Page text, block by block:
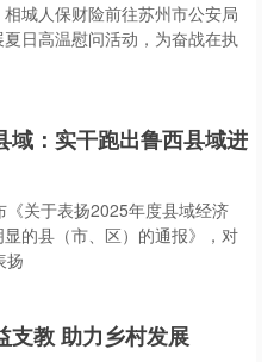
城人保财险前往苏州市公安局
日高温慰问活动，为奋战在执
域：实干跑出鲁西县域进
关于表扬2025年度县域经济
的县（市、区）的通报》，对
扬
支教 助力乡村发展